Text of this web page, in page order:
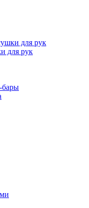
для рук
для рук
бары